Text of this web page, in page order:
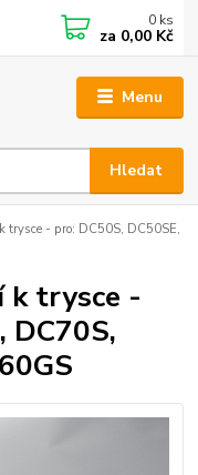
Menu
Hledat
0 ks
za 0,00 Kč
trysce - pro: DC50S, DC50SE,
k trysce -
DC70S,